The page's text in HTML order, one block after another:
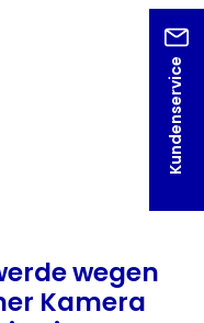
Kundenservice
wegen
Kamera